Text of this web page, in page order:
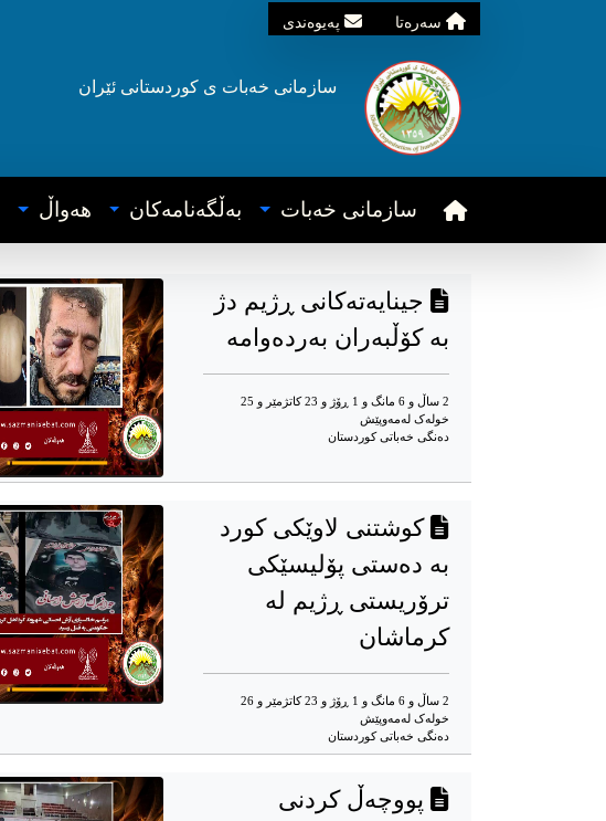
سه‌ره‌تا په‌یوه‌ندی
سازمانی خه‌بات ی کوردستانی ئێران
سازمانی خه‌بات به‌ڵگه‌نامه‌کان هه‌واڵ
جینایەتەکانی ڕژیم دژ
بە کۆڵبەران بەردەوامە
2 ساڵ و 6 مانگ و 1 ڕۆژ و 23 کاتژمێر و 25
خوله‌ک له‌مه‌وپێش‌
دەنگی خەباتی کوردستان
کوشتنی لاوێکی کورد
بە دەستی پۆلیسێکی
ترۆریستی ڕژیم لە
کرماشان
2 ساڵ و 6 مانگ و 1 ڕۆژ و 23 کاتژمێر و 26
خوله‌ک له‌مه‌وپێش‌
دەنگی خەباتی کوردستان
پووچەڵ کردنی